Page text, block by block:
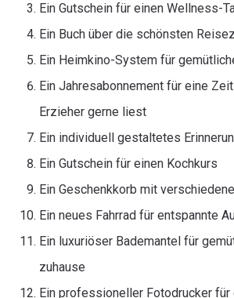
Ein Gutschein für einen Wellness-
Ein Buch über die schönsten
Ein Heimkino-System für
Ein Jahresabonnement für eine
Erzieher gerne liest
Ein individuell gestaltetes
Ein Gutschein für einen Kochkurs
Ein Geschenkkorb mit
Ein neues Fahrrad für entspannte
Ein luxuriöser Bademantel für
zuhause
Ein professioneller Fotodrucker